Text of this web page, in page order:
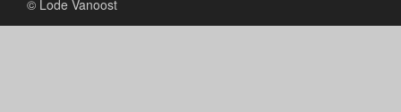
© Lode Vanoost